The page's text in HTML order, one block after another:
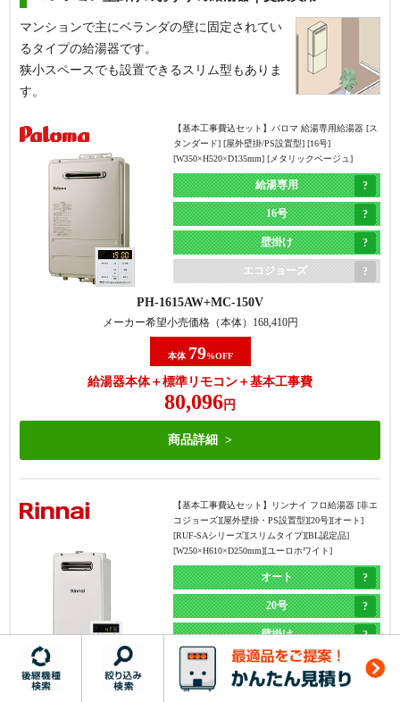
定品][W458×H596×D210mm][シャイニーシルバー]
16号
エコジョーズ
RUX-E1616G(A)
メーカー希望小売価格（本体）239,800円
本体 60%OFF
給湯器本体＋標準リモコン＋基本工事費
商品詳細
ョーズ] [屋外据置型] [20号] [オート] [給水・給湯接続
20A] [W534×H670×D240mm] [メタリックベージュ]
エコジョーズ
FH-2023SAR MFC-250V
メーカー希望小売価格（本体）435,600円
本体 71%OFF
給湯器本体＋標準リモコン＋基本工事費
185,281 円
商品詳細
現在と同じ
浴槽隣接タイプ
・商品ラインナップはエコジョ
ーズのみのため、1つ穴の非エ
コジョーズタイプに交換した方
が安くなる場合もある
浴槽隣接タイプ
(2つ穴)から
据置タイプ(1つ穴)
に交換
部材+対応費が必要
・商品ラインナップは、非エコ
ジョーズもエコジョーズも両方
マンションで主にベランダの壁に固定されてい
るタイプの給湯器です。
狭小スペースでも設置できるスリム型もありま
す。
【基本工事費込セット】 パロマ 給湯専用給湯器 [ス
タンダード] [屋外壁掛/PS設置型] [16号]
[W350×H520×D135mm] [メタリックベージュ]
給湯専用
16号
壁掛け
エコジョーズ
PH-1615AW MC-150V
メーカー希望小売価格（本体） 168,410円
本体 79%OFF
給湯器本体＋標準リモコン＋基本工事費
80,096 円
商品詳細
【基本工事費込セット】
リンナイ フロ給湯器 [非エ
コジョーズ][屋外壁掛・PS設置型][20号][オート]
[RUF-SAシリーズ][スリムタイプ][BL認定品]
[W250×H610×D250mm][ユーロホワイト]
オート
20号
壁掛け
エコジョーズ